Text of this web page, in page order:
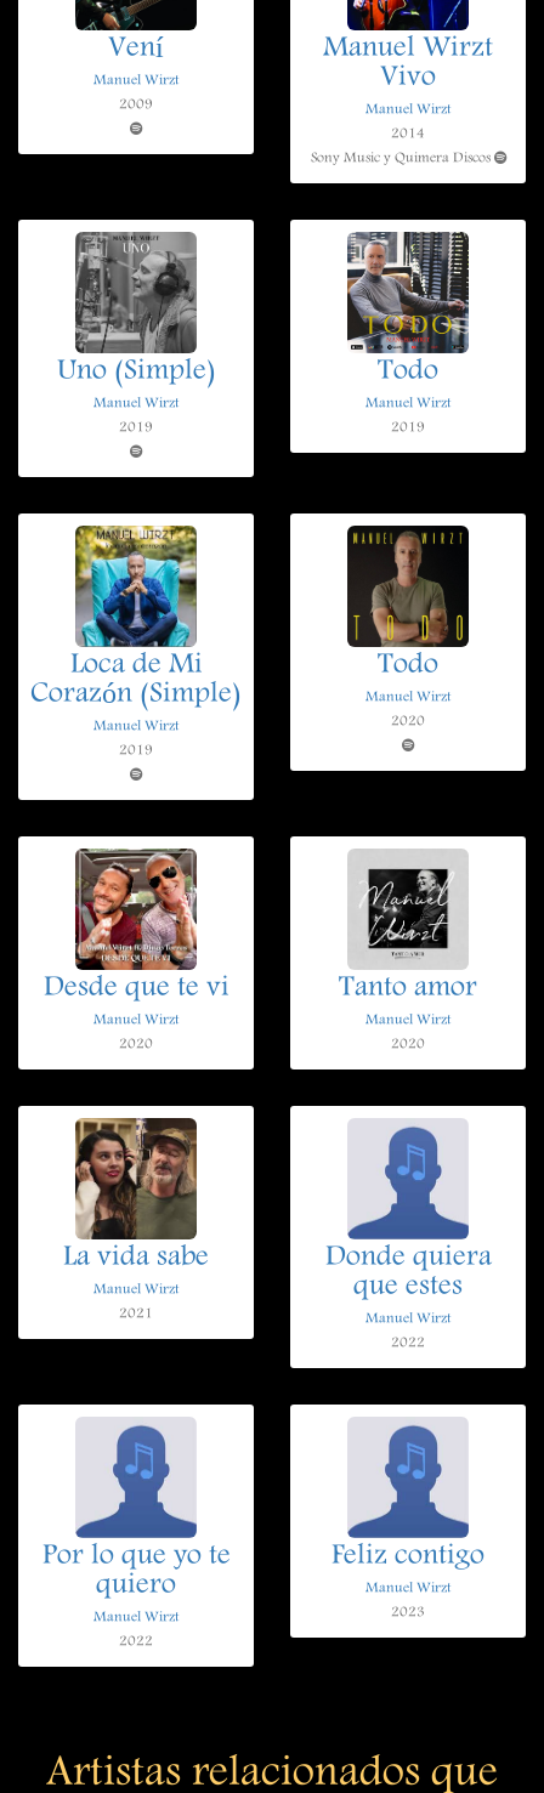
Vení
Manuel Wirzt
2009
Manuel Wirzt
Vivo
Manuel Wirzt
2014
Sony Music y Quimera Discos
Uno (Simple)
Manuel Wirzt
2019
Todo
Manuel Wirzt
2019
Loca de Mi
Corazón (Simple)
Manuel Wirzt
2019
Todo
Manuel Wirzt
2020
Desde que te vi
Manuel Wirzt
2020
Tanto amor
Manuel Wirzt
2020
La vida sabe
Manuel Wirzt
2021
Donde quiera
que estes
Manuel Wirzt
2022
Por lo que yo te
quiero
Manuel Wirzt
2022
Feliz contigo
Manuel Wirzt
2023
Artistas relacionados que